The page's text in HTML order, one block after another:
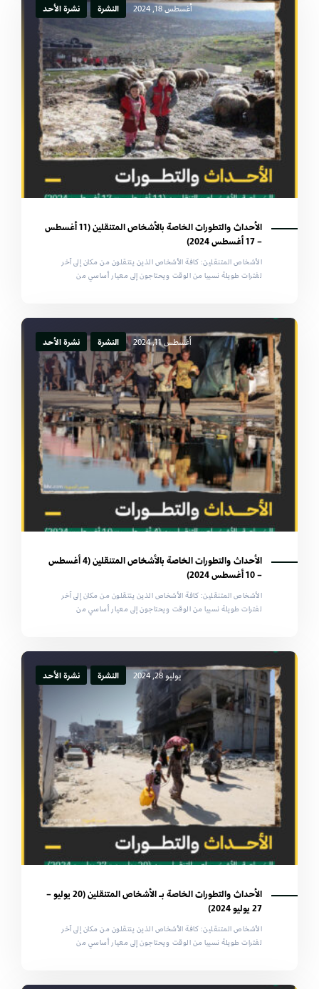
أغسطس 18, 2024 النشرة نشرة الأحد
الأحداث والتطورات الخاصة بالأشخاص المتنقلين (11 أغسطس
– 17 أغسطس 2024)
الأشخاص المتنقلين: كافة الأشخاص الذين ينتقلون من مكان إلى آخر
لفترات طويلة نسبيا من الوقت ويحتاجون إلى معيار أساسي من
أغسطس 11, 2024 النشرة نشرة الأحد
الأحداث والتطورات الخاصة بالأشخاص المتنقلين (4 أغسطس
– 10 أغسطس 2024)
الأشخاص المتنقلين: كافة الأشخاص الذين ينتقلون من مكان إلى آخر
لفترات طويلة نسبيا من الوقت ويحتاجون إلى معيار أساسي من
يوليو 28, 2024 النشرة نشرة الأحد
الأحداث والتطورات الخاصة بـ الأشخاص المتنقلين (20 يوليو –
27 يوليو 2024)
الأشخاص المتنقلين: كافة الأشخاص الذين ينتقلون من مكان إلى آخر
لفترات طويلة نسبيا من الوقت ويحتاجون إلى معيار أساسي من